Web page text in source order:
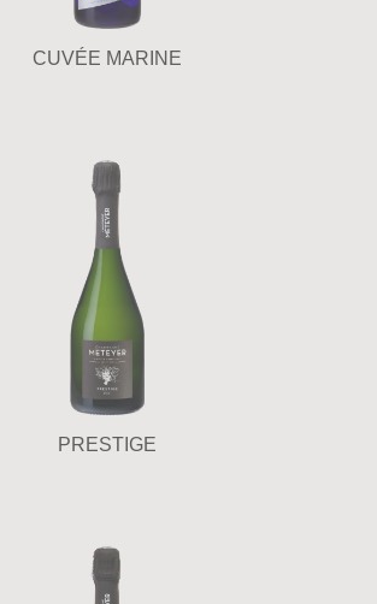
CUVÉE MARINE
PRESTIGE